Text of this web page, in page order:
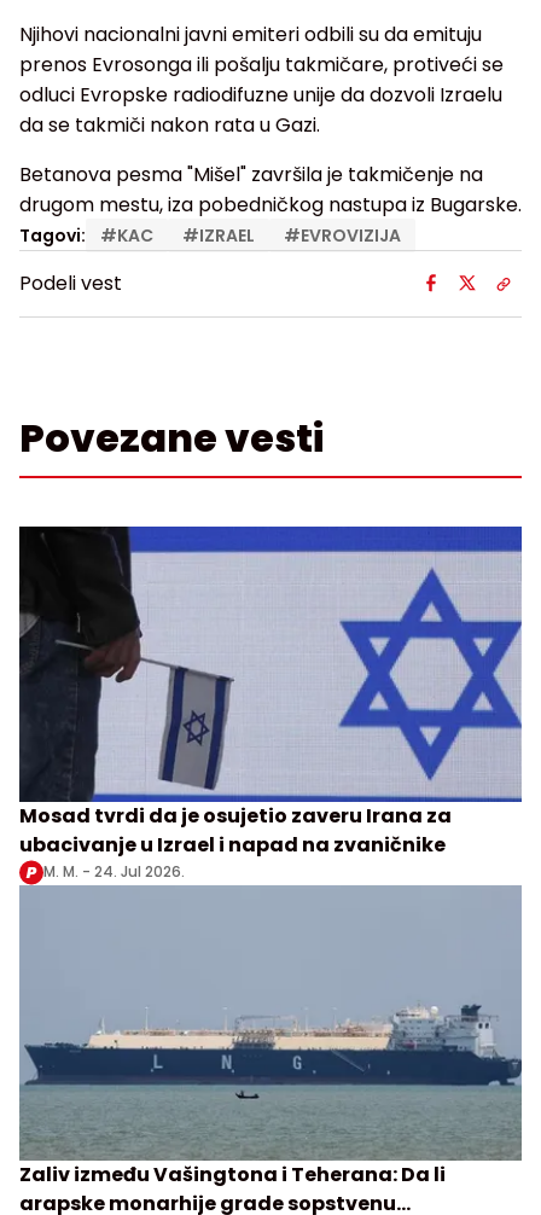
Njihovi nacionalni javni emiteri odbili su da emituju
prenos Evrosonga ili pošalju takmičare, protiveći se
odluci Evropske radiodifuzne unije da dozvoli Izraelu
da se takmiči nakon rata u Gazi.
Betanova pesma "Mišel" završila je takmičenje na
drugom mestu, iza pobedničkog nastupa iz Bugarske.
Tagovi: #KAC #IZRAEL #EVROVIZIJA
Podeli vest
Povezane vesti
Mosad tvrdi da je osujetio zaveru Irana za
ubacivanje u Izrael i napad na zvaničnike
M. M. - 24. Jul 2026.
Zaliv između Vašingtona i Teherana: Da li
arapske monarhije grade sopstvenu